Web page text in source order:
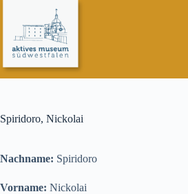
springen
Spiridoro, Nickolai
Nachname: Spiridoro
Vorname: Nickolai